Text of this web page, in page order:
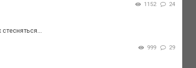
1152 24
999 29